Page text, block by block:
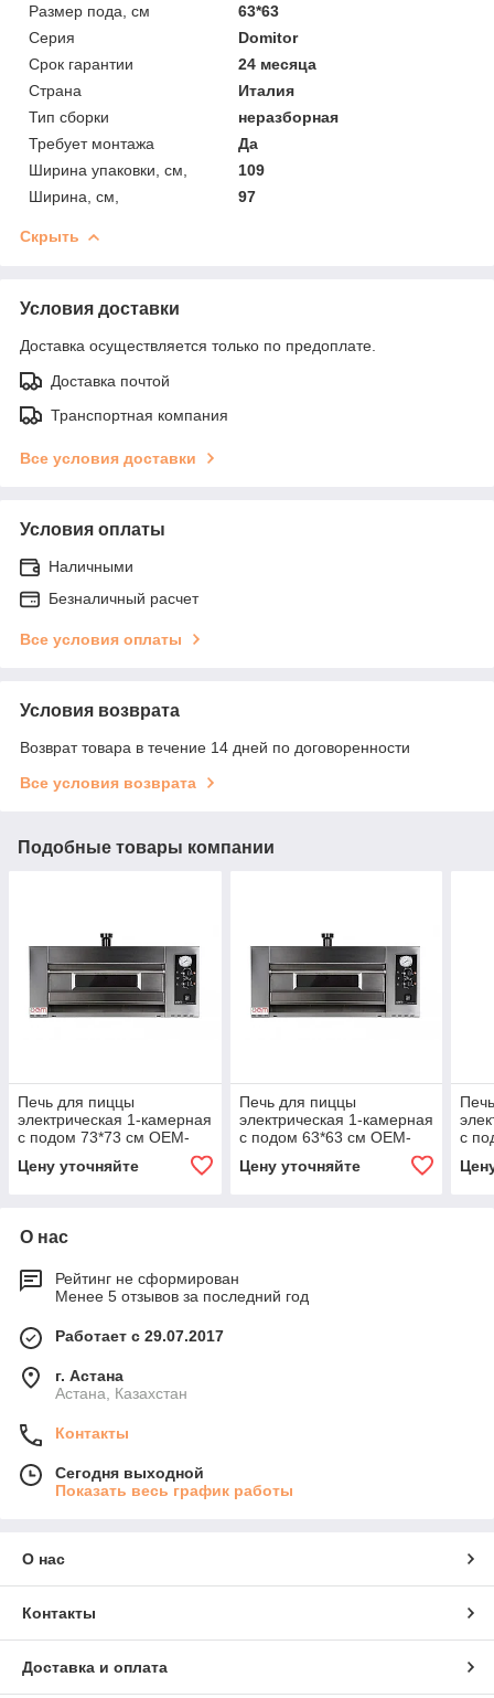
Размер пода, см
63*63
Серия
Domitor
Срок гарантии
24 месяца
Страна
Италия
Тип сборки
неразборная
Требует монтажа
Да
Ширина упаковки, см,
109
Ширина, см,
97
Скрыть
Условия доставки
Доставка осуществляется только по предоплате.
Доставка почтой
Транспортная компания
Все условия доставки
Условия оплаты
Наличными
Безналичный расчет
Все условия оплаты
Условия возврата
Возврат товара в течение 14 дней по договоренности
Все условия возврата
Подобные товары компании
Печь для пиццы
электрическая 1-камерная
с подом 73*73 см OEM-
ALI DM435EM (OM06582)
Цену уточняйте
Печь для пиццы
электрическая 1-камерная
с подом 63*63 см OEM-
EM (OM08005)
Цену уточняйте
с
О нас
Рейтинг не сформирован
Менее 5 отзывов за последний год
Работает с 29.07.2017
г. Астана
Астана, Казахстан
Контакты
Сегодня выходной
Показать весь график работы
О нас
Контакты
Доставка и оплата